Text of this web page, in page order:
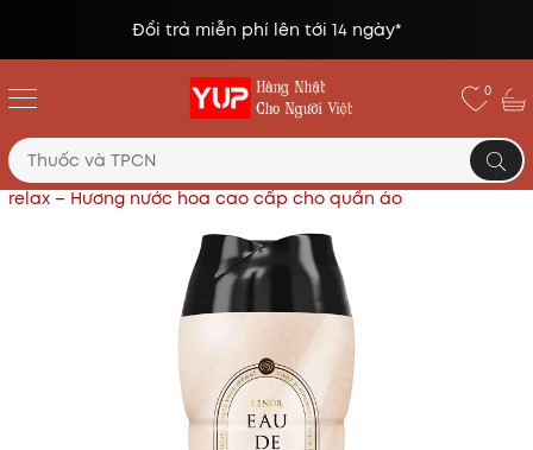
Đổi trả miễn phí lên tới 14 ngày*
0
Trang chủ Hóa phẩm
Viên xả khô Lenor Eau De Luxe
relax – Hương nước hoa cao cấp cho quần áo